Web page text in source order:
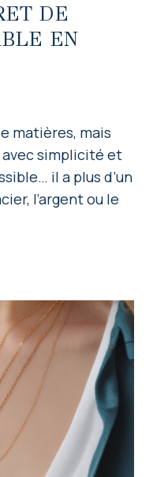
DE
EN
matières, mais
avec simplicité et
il a plus d’un
l’argent ou le